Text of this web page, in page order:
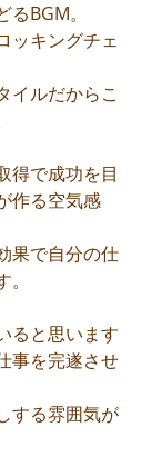
BGM。
ッキングチェ
イルだからこ
得で成功を目
作る空気感
果で自分の仕
ると思います
事を完遂させ
する雰囲気が